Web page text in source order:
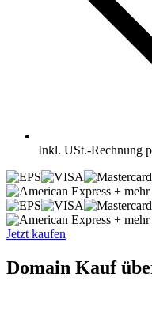
Inkl. USt.-Rechnung
+ mehr
+ mehr
Jetzt kaufen
Domain Kauf